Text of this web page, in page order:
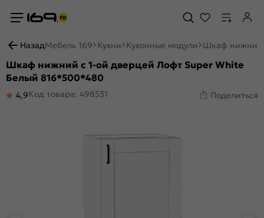
НазадМебель 169 Кухни Кухонные модули Шкаф нижний
Шкаф нижний с 1-ой дверцей Лофт Super White
Белый 816*500*480
4,9Код товара: 498531 Поделиться